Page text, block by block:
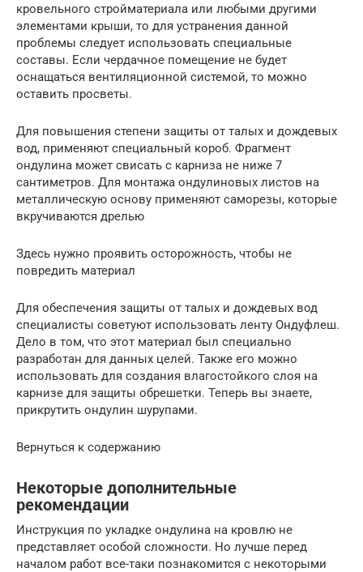
кровельного стройматериала или любыми другими
элементами крыши, то для устранения данной
проблемы следует использовать специальные
составы. Если чердачное помещение не будет
оснащаться вентиляционной системой, то можно
оставить просветы.
Для повышения степени защиты от талых и дождевых
вод, применяют специальный короб. Фрагмент
ондулина может свисать с карниза не ниже 7
сантиметров. Для монтажа ондулиновых листов на
металлическую основу применяют саморезы, которые
вкручиваются дрелью
Здесь нужно проявить осторожность, чтобы не
повредить материал
Для обеспечения защиты от талых и дождевых вод
специалисты советуют использовать ленту Ондуфлеш.
Дело в том, что этот материал был специально
разработан для данных целей. Также его можно
использовать для создания влагостойкого слоя на
карнизе для защиты обрешетки. Теперь вы знаете,
прикрутить ондулин шурупами.
Вернуться к содержанию
Некоторые дополнительные
рекомендации
Инструкция по укладке ондулина на кровлю не
представляет особой сложности. Но лучше перед
началом работ все-таки познакомится с некоторыми